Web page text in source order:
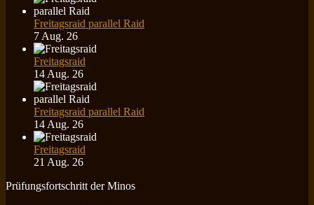
Freitagsraid parallel Raid
7 Aug. 26
Freitagsraid
14 Aug. 26
Freitagsraid parallel Raid
14 Aug. 26
Freitagsraid
21 Aug. 26
Prüfungsfortschritt der Minos